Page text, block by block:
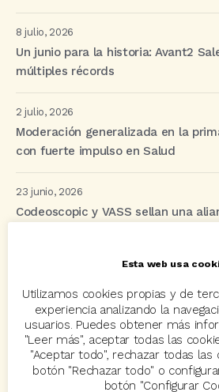
8 julio, 2026
Un junio para la historia: Avant2
múltiples récords
2 julio, 2026
Moderación generalizada en la
con fuerte impulso en Salud
23 junio, 2026
Codeoscopic y VASS sellan una
Etiquetas
acuerdo Acuerdos Allianz
Avant2 Sales Manager
Esta web usa
Utilizamos cookies propias y de
experiencia analizando la
usuarios. Puedes obtener más
"Leer más", aceptar todas las
"Aceptar todo", rechazar todas las
botón "Rechazar todo" o
botón "Configurar